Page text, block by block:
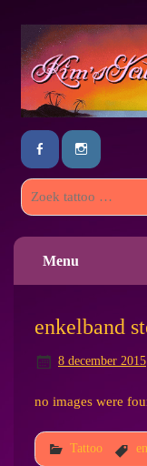
Menu
enkelband
8 december 2015
no images were
Tattoo